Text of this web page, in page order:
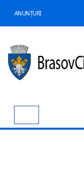
ANUNȚURI